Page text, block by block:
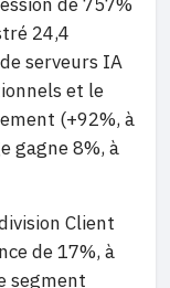
24,4
serveurs IA
et le
(+92%, à
gagne 8%, à
Client
de 17%, à
segment